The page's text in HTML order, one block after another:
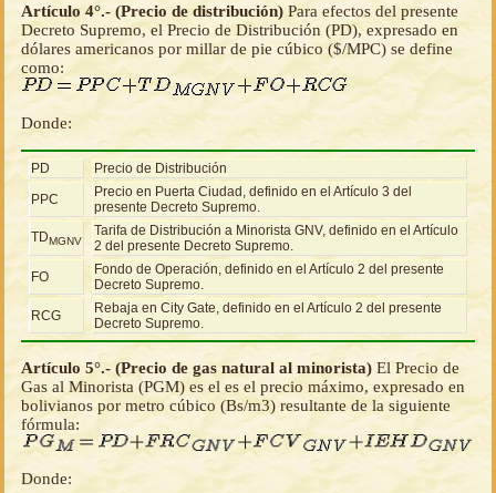
Artículo 4°.- (Precio de distribución) Para efectos del presente
Decreto Supremo, el Precio de Distribución (PD), expresado en
dólares americanos por millar de pie cúbico ($/MPC) se define
como:
Donde:
PD
Precio de Distribución
PPC
Precio en Puerta Ciudad, definido en el Artículo 3 del
presente Decreto Supremo.
TDMGNV
Tarifa de Distribución a Minorista GNV, definido en el Artículo
2 del presente Decreto Supremo.
FO
Fondo de Operación, definido en el Artículo 2 del presente
Decreto Supremo.
RCG
Rebaja en City Gate, definido en el Artículo 2 del presente
Decreto Supremo.
Artículo 5°.- (Precio de gas natural al minorista) El Precio de
Gas al Minorista (PGM) es el es el precio máximo, expresado en
bolivianos por metro cúbico (Bs/m3) resultante de la siguiente
fórmula:
Donde: